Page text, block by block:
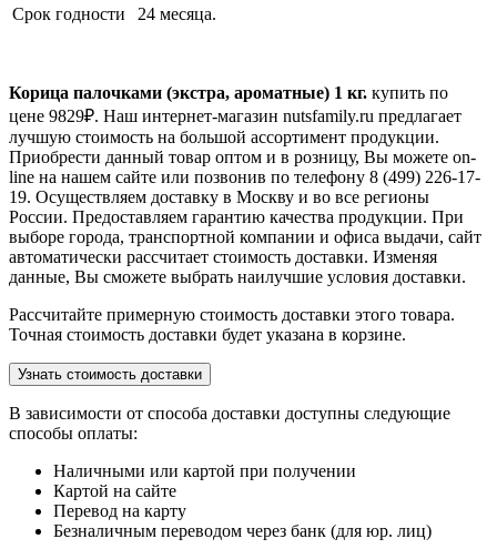
Срок годности
24 месяца.
Корица палочками (экстра, ароматные) 1 кг. купить по
цене 9829₽. Наш интернет-магазин nutsfamily.ru предлагает
лучшую стоимость на большой ассортимент продукции.
Приобрести данный товар оптом и в розницу, Вы можете on-
line на нашем сайте или позвонив по телефону 8 (499) 226-17-
19. Осуществляем доставку в Москву и во все регионы
России. Предоставляем гарантию качества продукции. При
выборе города, транспортной компании и офиса выдачи, сайт
автоматически рассчитает стоимость доставки. Изменяя
данные, Вы сможете выбрать наилучшие условия доставки.
Рассчитайте примерную стоимость доставки этого товара.
Точная стоимость доставки будет указана в корзине.
Узнать стоимость доставки
В зависимости от способа доставки доступны следующие
способы оплаты:
Наличными или картой при получении
Картой на сайте
Перевод на карту
Безналичным переводом через банк (для юр. лиц)